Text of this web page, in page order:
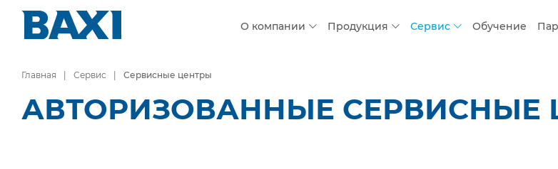
О компании Продукция Сервис Обучение
Главная Сервис Сервисные центры
АВТОРИЗОВАННЫЕ СЕРВИСНЫЕ